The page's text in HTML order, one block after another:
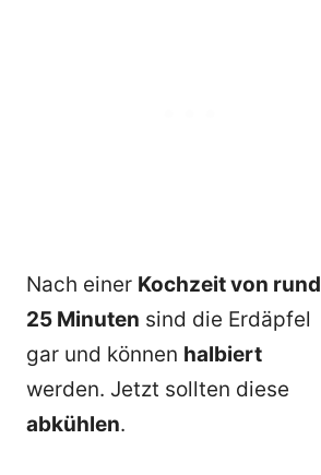
Nach einer Kochzeit von rund
25 Minuten sind die Erdäpfel
gar und können halbiert
werden. Jetzt sollten diese
abkühlen.